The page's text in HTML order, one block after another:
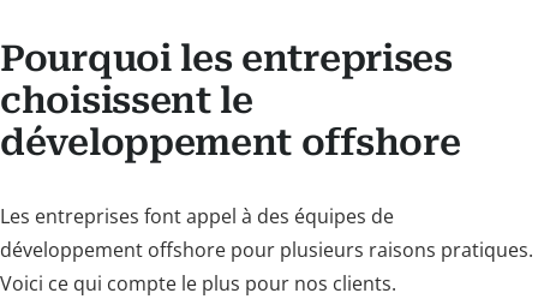
Pourquoi les entreprises
choisissent le
développement offshore
Les entreprises font appel à des équipes de
développement offshore pour plusieurs raisons pratiques.
Voici ce qui compte le plus pour nos clients.